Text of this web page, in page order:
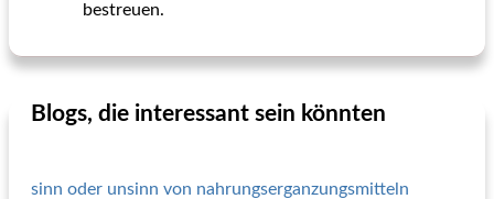
bestreuen.
Blogs, die interessant sein könnten
sinn oder unsinn von nahrungserganzungsmitteln